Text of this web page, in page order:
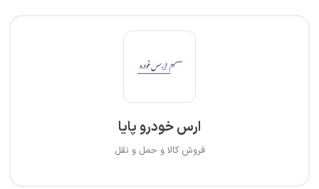
ارس خودرو پایا
فروش کالا و حمل و نقل